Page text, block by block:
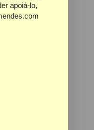
apoiá-lo,